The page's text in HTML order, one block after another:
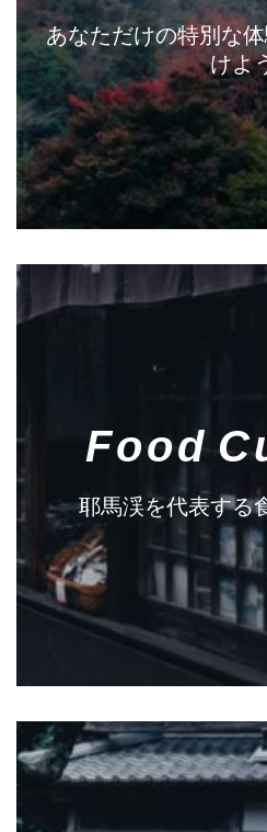
あなただけの特別な
けよ
Food
耶馬渓を代表する